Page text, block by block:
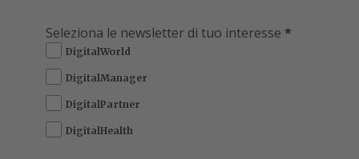
Seleziona le newsletter di tuo interesse *
DigitalWorld
DigitalManager
DigitalPartner
DigitalHealth